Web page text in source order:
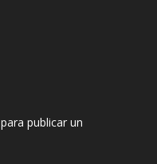
para publicar un